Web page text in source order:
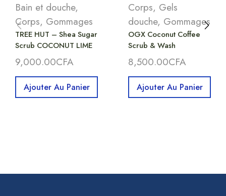
Bain et douche,
Corps, Gommages
TREE HUT – Shea Sugar
Scrub COCONUT LIME
9,000.00CFA
Ajouter Au Panier
Corps, Gels
douche, Gommages
OGX Coconut Coffee
Scrub & Wash
8,500.00CFA
Ajouter Au Panier